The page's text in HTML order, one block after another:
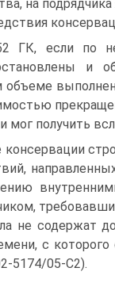
на
ГК, если по
и
объеме
мог получить
не содержат
с
5174/05-С2).